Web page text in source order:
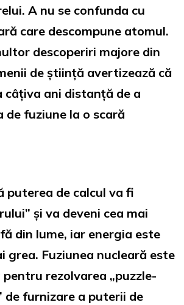
A nu se confunda cu
care descompune atomul.
descoperiri majore din
de știință avertizează că
câțiva ani distanță de a
de fuziune la o scară
puterea de calcul va fi
și va deveni cea mai
din lume, iar energia este
grea. Fuziunea nucleară este
rezolvarea „puzzle-
de furnizare a puterii de